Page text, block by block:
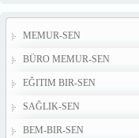
MEMUR-SEN
BÜRO MEMUR-SEN
EĞITIM BIR-SEN
SAĞLIK-SEN
BEM-BIR-SEN